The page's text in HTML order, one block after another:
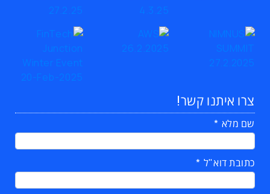
צרו איתנו קשר!
שם מלא
כתובת דוא"ל